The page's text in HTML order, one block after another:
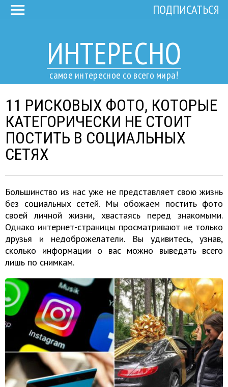
ИНТЕРЕСНО
самое интересное со всего мира!
ПОДПИСАТЬСЯ
11 РИСКОВЫХ ФОТО, КОТОРЫЕ
КАТЕГОРИЧЕСКИ НЕ СТОИТ
ПОСТИТЬ В СОЦИАЛЬНЫХ
СЕТЯХ
Большинство из нас уже не представляет свою жизнь
без социальных сетей. Мы обожаем постить фото
своей личной жизни, хвастаясь перед знакомыми.
Однако интернет-страницы просматривают не только
друзья и недоброжелатели. Вы удивитесь, узнав,
сколько информации о вас можно выведать всего
лишь по снимкам.